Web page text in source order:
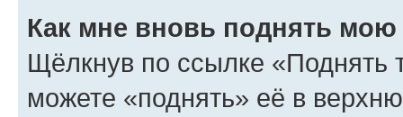
Как мне вновь поднять мою
Щёлкнув по ссылке «Поднять
можете «поднять» её в